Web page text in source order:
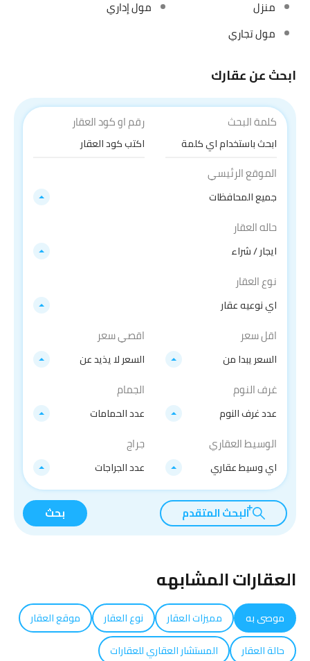
منزل
مول إداري
مول تجاري
ابحث عن عقارك
كلمة البحث رقم او كود العقار
الموقع الرئيسي
جميع المحافظات
حاله العقار
ايجار / شراء
نوع العقار
اي نوعيه عقار
اقل سعر
السعر يبدا من
اقصي سعر
السعر لا يذيد عن
غرف النوم
عدد غرف النوم
الجمام
عدد الحمامات
الوسيط العقاري
اي وسيط عقاري
جراج
عدد الجراجات
البحث المتقدم بحث
العقارات المشابهه
موصى به مميزات العقار نوع العقار
موقع العقار
حالة العقار
المستشار العقاري للعقارات